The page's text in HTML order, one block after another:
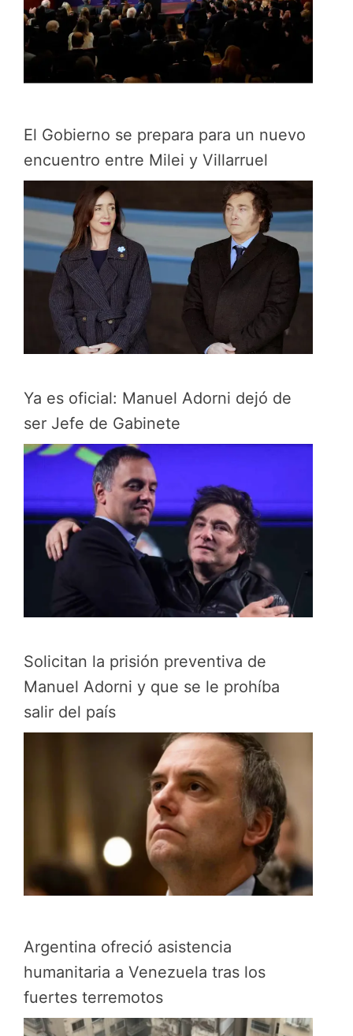
El Gobierno se prepara para un nuevo
encuentro entre Milei y Villarruel
Ya es oficial: Manuel Adorni dejó de
ser Jefe de Gabinete
Solicitan la prisión preventiva de
Manuel Adorni y que se le prohíba
salir del país
Argentina ofreció asistencia
humanitaria a Venezuela tras los
fuertes terremotos